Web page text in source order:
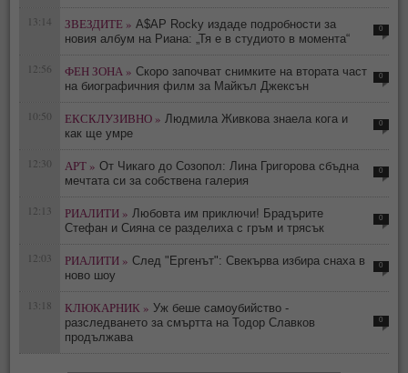
13:14 ЗВЕЗДИТЕ » A$AP Rocky издаде подробности за
новия албум на Риана: „Тя е в студиото в момента“
0
12:56 ФЕН ЗОНА » Скоро започват снимките на втората част
на биографичния филм за Майкъл Джексън
0
10:50 ЕКСКЛУЗИВНО » Людмила Живкова знаела кога и
как ще умре
0
12:30 АРТ » От Чикаго до Созопол: Лина Григорова сбъдна
мечтата си за собствена галерия
0
12:13 РИАЛИТИ » Любовта им приключи! Брадърите
Стефан и Сияна се разделиха с гръм и трясък
0
12:03 РИАЛИТИ » След "Ергенът": Свекърва избира снаха в
ново шоу
0
13:18 КЛЮКАРНИК » Уж беше самоубийство -
разследването за смъртта на Тодор Славков
продължава
0